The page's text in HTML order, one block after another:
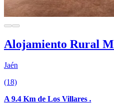
Alojamiento Rural
Jaén
(18)
A 9.4 Km de Los Villares .